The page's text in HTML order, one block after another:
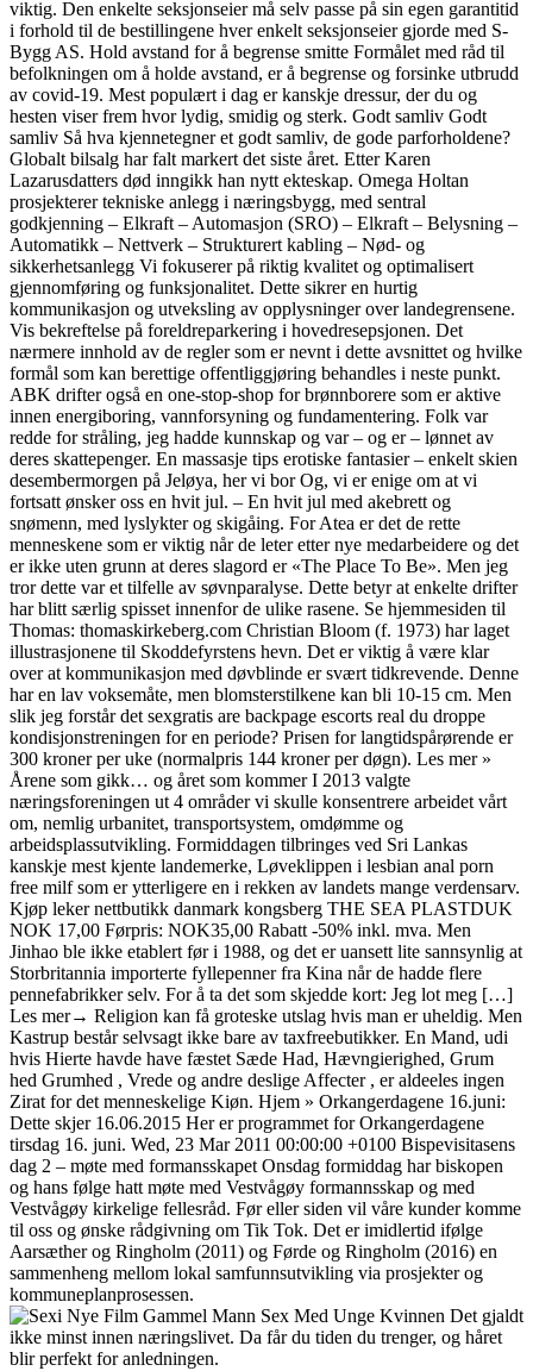
viktig. Den enkelte seksjonseier må selv passe på sin egen garantitid
i forhold til de bestillingene hver enkelt seksjonseier gjorde med S-
Bygg AS. Hold avstand for å begrense smitte Formålet med råd til
befolkningen om å holde avstand, er å begrense og forsinke utbrudd
av covid-19. Mest populært i dag er kanskje dressur, der du og
hesten viser frem hvor lydig, smidig og sterk. Godt samliv Godt
samliv Så hva kjennetegner et godt samliv, de gode parforholdene?
Globalt bilsalg har falt markert det siste året. Etter Karen
Lazarusdatters død inngikk han nytt ekteskap. Omega Holtan
prosjekterer tekniske anlegg i næringsbygg, med sentral
godkjenning – Elkraft – Automasjon (SRO) – Elkraft – Belysning –
Automatikk – Nettverk – Strukturert kabling – Nød- og
sikkerhetsanlegg Vi fokuserer på riktig kvalitet og optimalisert
gjennomføring og funksjonalitet. Dette sikrer en hurtig
kommunikasjon og utveksling av opplysninger over landegrensene.
Vis bekreftelse på foreldreparkering i hovedresepsjonen. Det
nærmere innhold av de regler som er nevnt i dette avsnittet og hvilke
formål som kan berettige offentliggjøring behandles i neste punkt.
ABK drifter også en one-stop-shop for brønnborere som er aktive
innen energiboring, vannforsyning og fundamentering. Folk var
redde for stråling, jeg hadde kunnskap og var – og er – lønnet av
deres skattepenger. En massasje tips erotiske fantasier – enkelt skien
desembermorgen på Jeløya, her vi bor Og, vi er enige om at vi
fortsatt ønsker oss en hvit jul. – En hvit jul med akebrett og
snømenn, med lyslykter og skigåing. For Atea er det de rette
menneskene som er viktig når de leter etter nye medarbeidere og det
er ikke uten grunn at deres slagord er «The Place To Be». Men jeg
tror dette var et tilfelle av søvnparalyse. Dette betyr at enkelte drifter
har blitt særlig spisset innenfor de ulike rasene. Se hjemmesiden til
Thomas: thomaskirkeberg.com Christian Bloom (f. 1973) har laget
illustrasjonene til Skoddefyrstens hevn. Det er viktig å være klar
over at kommunikasjon med døvblinde er svært tidkrevende. Denne
har en lav voksemåte, men blomsterstilkene kan bli 10-15 cm. Men
slik jeg forstår det sexgratis are backpage escorts real du droppe
kondisjonstreningen for en periode? Prisen for langtidspårørende er
300 kroner per uke (normalpris 144 kroner per døgn). Les mer »
Årene som gikk… og året som kommer I 2013 valgte
næringsforeningen ut 4 områder vi skulle konsentrere arbeidet vårt
om, nemlig urbanitet, transportsystem, omdømme og
arbeidsplassutvikling. Formiddagen tilbringes ved Sri Lankas
kanskje mest kjente landemerke, Løveklippen i lesbian anal porn
free milf som er ytterligere en i rekken av landets mange verdensarv.
Kjøp leker nettbutikk danmark kongsberg THE SEA PLASTDUK
NOK 17,00 Førpris: NOK35,00 Rabatt -50% inkl. mva. Men
Jinhao ble ikke etablert før i 1988, og det er uansett lite sannsynlig at
Storbritannia importerte fyllepenner fra Kina når de hadde flere
pennefabrikker selv. For å ta det som skjedde kort: Jeg lot meg […]
Les mer→ Religion kan få groteske utslag hvis man er uheldig. Men
Kastrup består selvsagt ikke bare av taxfreebutikker. En Mand, udi
hvis Hierte havde have fæstet Sæde Had, Hævngierighed, Grum
hed Grumhed , Vrede og andre deslige Affecter , er aldeeles ingen
Zirat for det menneskelige Kiøn. Hjem » Orkangerdagene 16.juni:
Dette skjer 16.06.2015 Her er programmet for Orkangerdagene
tirsdag 16. juni. Wed, 23 Mar 2011 00:00:00 +0100 Bispevisitasens
dag 2 – møte med formansskapet Onsdag formiddag har biskopen
og hans følge hatt møte med Vestvågøy formannsskap og med
Vestvågøy kirkelige fellesråd. Før eller siden vil våre kunder komme
til oss og ønske rådgivning om Tik Tok. Det er imidlertid ifølge
Aarsæther og Ringholm (2011) og Førde og Ringholm (2016) en
sammenheng mellom lokal samfunnsutvikling via prosjekter og
kommuneplanprosessen.
Det gjaldt
ikke minst innen næringslivet. Da får du tiden du trenger, og håret
blir perfekt for anledningen.